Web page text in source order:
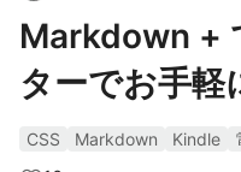
Markdown +
ターでお手軽
CSS Markdown Kindle